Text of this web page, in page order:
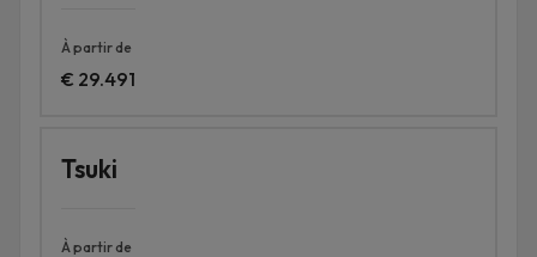
À partir de
€ 29.491
Tsuki
À partir de